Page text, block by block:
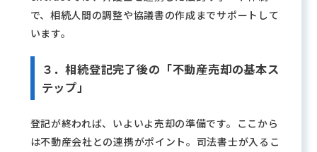
で、相続人間の調整や協議書の作成までサポートして
います。
３．相続登記完了後の「不動産売却の基本ス
テップ」
登記が終われば、いよいよ売却の準備です。ここから
は不動産会社との連携がポイント。司法書士が入るこ